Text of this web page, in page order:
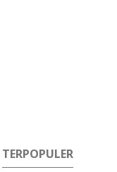
TERPOPULER